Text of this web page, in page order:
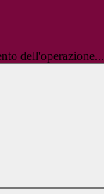
dell'operazione...